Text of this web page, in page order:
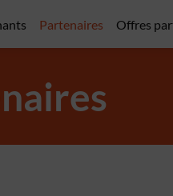
Partenaires Offres